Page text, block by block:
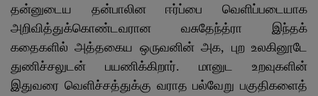
தன்னுடைய தன்பாலின ஈர்ப்பை வெளிப்படையாக
அறிவித்துக்கொண்டவரான வசுதேந்த்ரா இந்தக்
கதைகளில் அத்தகைய ஒருவனின் அக, புற உலகினூடே
துணிச்சலுடன் பயணிக்கிறார். மானுட உறவுகளின்
இதுவரை வெளிச்சத்துக்கு வராத பல்வேறு பகுதிகளைத்